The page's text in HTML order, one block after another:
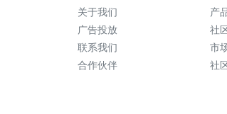
关于我们
广告投放
联系我们
合作伙伴
产
社
市
社